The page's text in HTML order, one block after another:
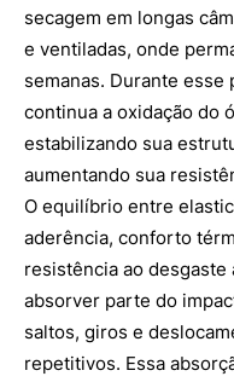
secagem em longas
e ventiladas, onde
semanas. Durante esse
continua a oxidação do
estabilizando sua
aumentando sua
O equilíbrio entre
aderência, conforto
resistência ao desgaste
absorver parte do
saltos, giros e
repetitivos. Essa